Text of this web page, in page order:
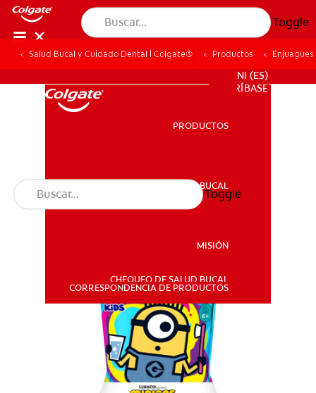
Toggle
SALUD BUCAL
CHEQUEO DE SALUD BUCAL
CORRESPONDENCIA DE PRODUCTOS
NI (ES)
SUSCRÍBASE
PRODUCTOS
SALUD BUCAL
MISIÓN
CHEQUEO DE SALUD BUCAL
CORRESPONDENCIA DE PRODUCTOS
Toggle
Salud Bucal y Cuidado Dental | Colgate® Productos